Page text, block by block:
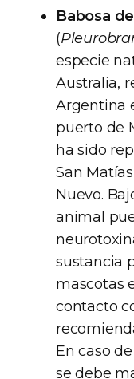
Babosa
(
especie
Australia,
Argentina
puerto de
ha sido
San
Nuevo.
animal
sustancia
mascotas
contacto
En caso
se debe